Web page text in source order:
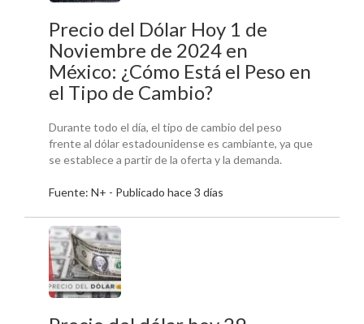
Precio del Dólar Hoy 1 de
Noviembre de 2024 en
México: ¿Cómo Está el Peso en
el Tipo de Cambio?
Durante todo el día, el tipo de cambio del peso
frente al dólar estadounidense es cambiante, ya que
se establece a partir de la oferta y la demanda.
Fuente: N+ - Publicado hace 3 días